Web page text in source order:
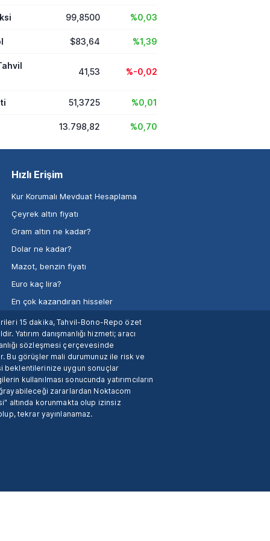
99,8500 %0,03
$83,64 %1,39
41,53 %-0,02
51,3725 %0,01
13.798,82 %0,70
Hızlı Erişim
Kur Korumalı Mevduat Hesaplama
Çeyrek altın fiyatı
Gram altın ne kadar?
Dolar ne kadar?
Mazot, benzin fiyatı
Euro kaç lira?
En çok kazandıran hisseler
15 dakika, Tahvil-Bono-Repo özet
Yatırım danışmanlığı hizmeti; aracı
sözleşmesi çerçevesinde
Bu görüşler mali durumunuz ile risk ve
beklentilerinize uygun sonuçlar
kullanılması sonucunda yatırımcıların
zararlardan Noktacom
altında korunmakta olup izinsiz
tekrar yayınlanamaz.